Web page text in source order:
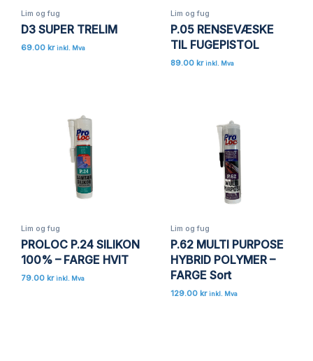
Lagre mitt navn, e-post og nettside i denne
nettleseren for neste gang jeg kommenterer.
Lim og fug
D3 SUPER TRELIM
69.00 kr inkl. Mva
Lim og fug
P.05 RENSEVÆSKE
TIL FUGEPISTOL
89.00 kr inkl. Mva
Lim og fug
PROLOC P.24 SILIKON
100% – FARGE HVIT
79.00 kr inkl. Mva
Lim og fug
P.62 MULTI PURPOSE
HYBRID POLYMER –
FARGE Sort
129.00 kr inkl. Mva